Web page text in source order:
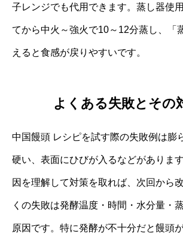
子レンジでも代用できます。蒸し器使
てから中火～強火で10～12分蒸し、「
えると食感が戻りやすいです。
よくある失敗とその
中国饅頭 レシピを試す際の失敗例は膨
硬い、表面にひびが入るなどがありま
因を理解して対策を取れば、次回から
くの失敗は発酵温度・時間・水分量・
原因です。特に発酵が不十分だと饅頭